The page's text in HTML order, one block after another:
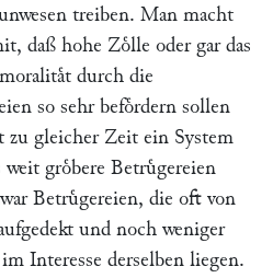
treiben. Man macht
daß hohe Zoͤlle oder gar das
durch die
so sehr befoͤrdern sollen
gleicher Zeit ein System
groͤbere Betruͤgereien
Betruͤgereien, die oft von
und noch weniger
Interesse derselben liegen.